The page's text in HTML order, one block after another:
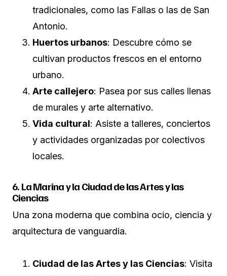
tradicionales, como las Fallas o las de San
Antonio.
Huertos urbanos: Descubre cómo se
cultivan productos frescos en el entorno
urbano.
Arte callejero: Pasea por sus calles llenas
de murales y arte alternativo.
Vida cultural: Asiste a talleres, conciertos
y actividades organizadas por colectivos
locales.
6. La Marina y la Ciudad de las Artes y las
Ciencias
Una zona moderna que combina ocio, ciencia y
arquitectura de vanguardia.
Ciudad de las Artes y las Ciencias: Visita